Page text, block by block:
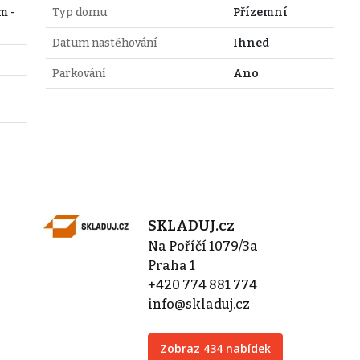
- Typ domu Přízemní
Datum nastěhování Ihned
Parkování Ano
SKLADUJ.cz
Na Poříčí 1079/3a
Praha 1
+420 774 881 774
info@skladuj.cz
Zobraz 434 nabídek